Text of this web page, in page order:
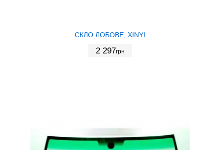
СКЛО ЛОБОВЕ, XINYI
2 297грн